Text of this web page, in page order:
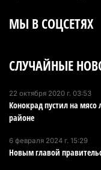
Проезд по БАКАД
тарифы
Сильнейшие
сборы в
МЫ В СОЦСЕТЯХ
СЛУЧАЙНЫЕ
22 октября 2020 г. 03:53
Конокрад пустил на
районе
6 февраля 2024 г. 15:29
Новым главой